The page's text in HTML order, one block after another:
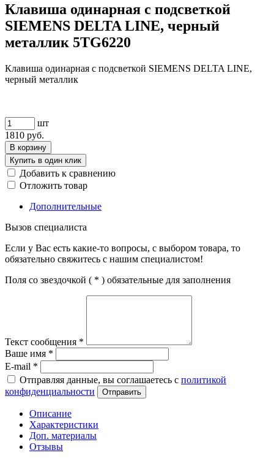
Клавиша одинарная с подсветкой
SIEMENS DELTA LINE, черный
металлик 5TG6220
Клавиша одинарная с подсветкой SIEMENS DELTA LINE,
черный металлик
шт
1810 руб.
В корзину
Купить в один клик
Добавить к сравнению
Отложить товар
Дополнительные
Вызов специалиста
Если у Вас есть какие-то вопросы, с выбором товара, то
обязательно свяжитесь с нашим специалистом!
Поля со звездочкой ( * ) обязательные для заполнения
Текст сообщения *
Ваше имя *
E-mail *
Отправляя данные, вы соглашаетесь с политикой
конфиденциальности
Отправить
Описание
Характеристики
Доп. материалы
Отзывы